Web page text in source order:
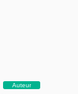
Auteur